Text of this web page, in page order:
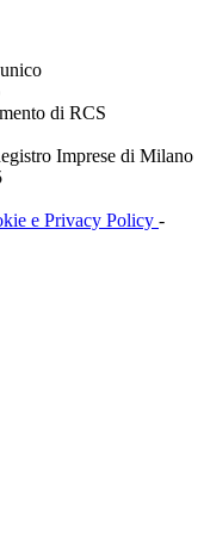
di RCS
Imprese di Milano
e Privacy Policy -